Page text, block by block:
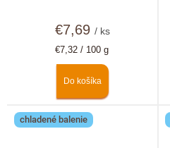
€7,69 / ks
Jednotková
€7,32 / 100 g
Do košíka
chladené balenie